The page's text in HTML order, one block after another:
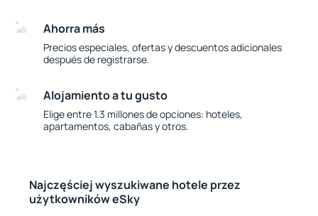
Ahorra más
Precios especiales, ofertas y descuentos adicionales
después de registrarse.
Alojamiento a tu gusto
Elige entre 1.3 millones de opciones: hoteles,
apartamentos, cabañas y otros.
Najczęściej wyszukiwane hotele przez
użytkowników eSky